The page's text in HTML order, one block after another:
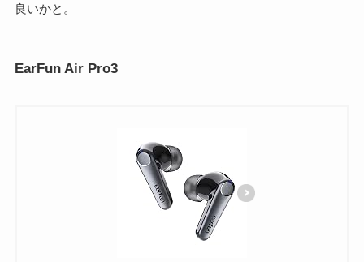
良いかと。
EarFun Air Pro3